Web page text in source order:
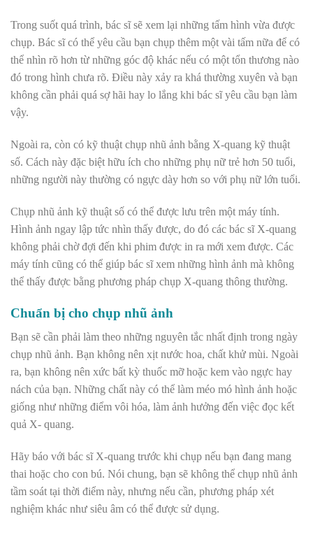
Trong suốt quá trình, bác sĩ sẽ xem lại những tấm hình vừa được
chụp. Bác sĩ có thể yêu cầu bạn chụp thêm một vài tấm nữa để có
thể nhìn rõ hơn từ những góc độ khác nếu có một tổn thương nào
đó trong hình chưa rõ. Điều này xảy ra khá thường xuyên và bạn
không cần phải quá sợ hãi hay lo lắng khi bác sĩ yêu cầu bạn làm
vậy.
Ngoài ra, còn có kỹ thuật chụp nhũ ảnh bằng X-quang kỹ thuật
số. Cách này đặc biệt hữu ích cho những phụ nữ trẻ hơn 50 tuổi,
những người này thường có ngực dày hơn so với phụ nữ lớn tuổi.
Chụp nhũ ảnh kỹ thuật số có thể được lưu trên một máy tính.
Hình ảnh ngay lập tức nhìn thấy được, do đó các bác sĩ X-quang
không phải chờ đợi đến khi phim được in ra mới xem được. Các
máy tính cũng có thể giúp bác sĩ xem những hình ảnh mà không
thể thấy được bằng phương pháp chụp X-quang thông thường.
Chuẩn bị cho chụp nhũ ảnh
Bạn sẽ cần phải làm theo những nguyên tắc nhất định trong ngày
chụp nhũ ảnh. Bạn không nên xịt nước hoa, chất khử mùi. Ngoài
ra, bạn không nên xức bất kỳ thuốc mỡ hoặc kem vào ngực hay
nách của bạn. Những chất này có thể làm méo mó hình ảnh hoặc
giống như những điểm vôi hóa, làm ảnh hưởng đến việc đọc kết
quả X- quang.
Hãy báo với bác sĩ X-quang trước khi chụp nếu bạn đang mang
thai hoặc cho con bú. Nói chung, bạn sẽ không thể chụp nhũ ảnh
tầm soát tại thời điểm này, nhưng nếu cần, phương pháp xét
nghiệm khác như siêu âm có thể được sử dụng.